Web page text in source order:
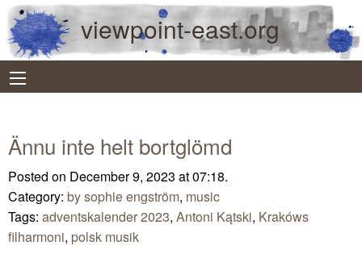
viewpoint-east.org
Ännu inte helt bortglömd
Posted on December 9, 2023 at 07:18.
Category: by sophie engström, music
Tags: adventskalender 2023, Antoni Kątski, Krakóws
filharmoni, polsk musik